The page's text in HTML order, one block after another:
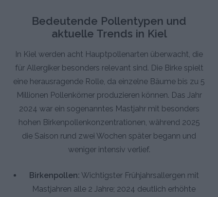
Bedeutende Pollentypen und
aktuelle Trends in Kiel
In Kiel werden acht Hauptpollenarten überwacht, die
für Allergiker besonders relevant sind. Die Birke spielt
eine herausragende Rolle, da einzelne Bäume bis zu 5
Millionen Pollenkörner produzieren können. Das Jahr
2024 war ein sogenanntes Mastjahr mit besonders
hohen Birkenpollenkonzentrationen, während 2025
die Saison rund zwei Wochen später begann und
weniger intensiv verlief.
Birkenpollen: Wichtigster Frühjahrsallergen mit
Mastjahren alle 2 Jahre; 2024 deutlich erhöhte